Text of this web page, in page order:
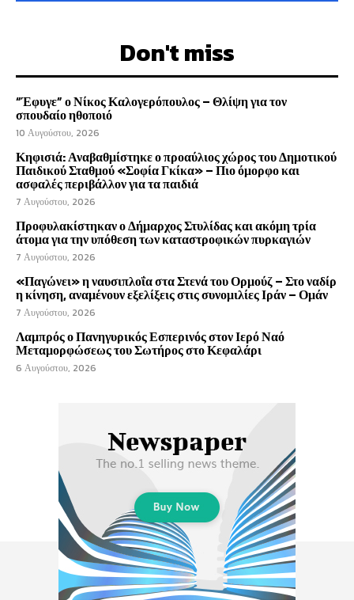
Don't miss
“Έφυγε” ο Νίκος Καλογερόπουλος – Θλίψη για τον
σπουδαίο ηθοποιό
10 Αυγούστου, 2026
Κηφισιά: Αναβαθμίστηκε ο προαύλιος χώρος του Δημοτικού
Παιδικού Σταθμού «Σοφία Γκίκα» – Πιο όμορφο και
ασφαλές περιβάλλον για τα παιδιά
7 Αυγούστου, 2026
Προφυλακίστηκαν ο Δήμαρχος Στυλίδας και ακόμη τρία
άτομα για την υπόθεση των καταστροφικών πυρκαγιών
7 Αυγούστου, 2026
«Παγώνει» η ναυσιπλοΐα στα Στενά του Ορμούζ – Στο ναδίρ
η κίνηση, αναμένουν εξελίξεις στις συνομιλίες Ιράν – Ομάν
7 Αυγούστου, 2026
Λαμπρός ο Πανηγυρικός Εσπερινός στον Ιερό Ναό
Μεταμορφώσεως του Σωτήρος στο Κεφαλάρι
6 Αυγούστου, 2026